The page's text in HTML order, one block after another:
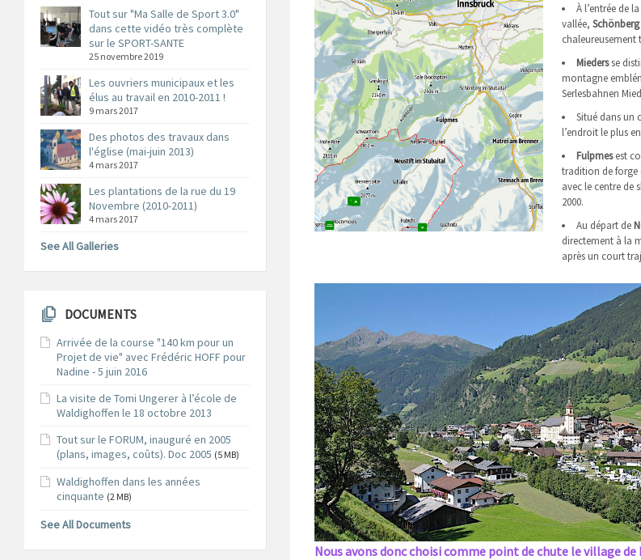
À l’entrée de la
vallée, Schönberg
chaleureusement
Miedersse
montagne
Serlesbahnen
Situé dans un
l’endroit le plus
Fulpmesest
tradition de forge
avec le centre de
2000.
Au départ de
directement à la
après un court
Nous avons donc choisi comme point de chute le village
Tout sur "Ma Salle de Sport 3.0"
dans cette vidéo très complète
sur le SPORT-SANTE
25 novembre 2019
Les ouvriers municipaux et les
élus au travail en 2010-2011 !
9 mars 2017
Des photos des travaux dans
l'église (mai-juin 2013)
4 mars 2017
Les plantations de la rue du 19
Novembre (2010-2011)
4 mars 2017
See All Galleries
DOCUMENTS
Arrivée de la course "140 km pour un
Projet de vie" avec Frédéric HOFF pour
Nadine - 5 juin 2016
La visite de Tomi Ungerer à l’école de
Waldighoffen le 18 octobre 2013
Tout sur le FORUM, inauguré en 2005
(plans, images, coûts). Doc 2005 (5 MB)
Waldighoffen dans les années
cinquante (2 MB)
See All Documents